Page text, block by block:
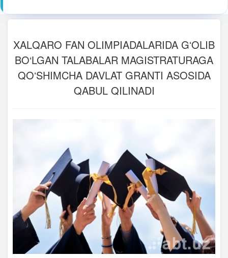
XALQARO FAN OLIMPIADALARIDA GʻOLIB
BO‘LGAN TALABALAR MAGISTRATURAGA
QOʻSHIMCHA DAVLAT GRANTI ASOSIDA
QABUL QILINADI